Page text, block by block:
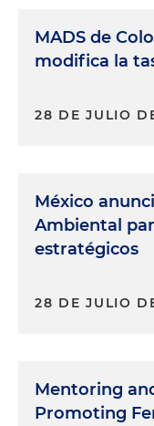
MADS de
modifica la
28 DE JULIO
México
Ambiental
estratégicos
28 DE JULIO
Mentoring
Promoting